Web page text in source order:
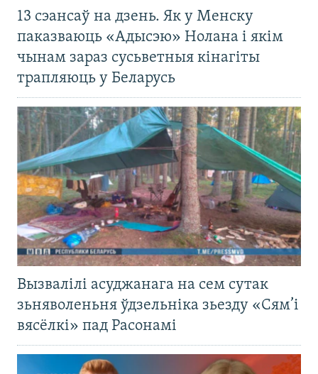
13 сэансаў на дзень. Як у Менску
паказваюць «Адысэю» Нолана і якім
чынам зараз сусьветныя кінагіты
трапляюць у Беларусь
Вызвалілі асуджанага на сем сутак
зьняволеньня ўдзельніка зьезду «Сям’і
вясёлкі» пад Расонамі